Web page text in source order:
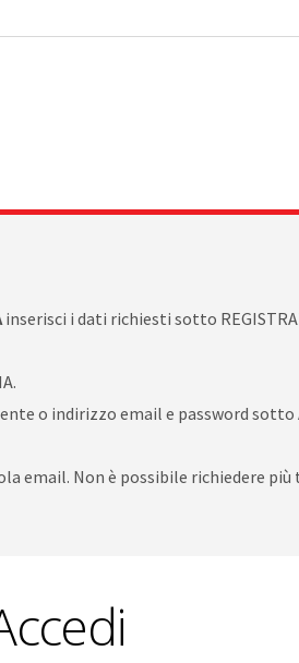
inserisci i dati richiesti sotto
o indirizzo email e password sotto
email. Non è possibile richiedere più